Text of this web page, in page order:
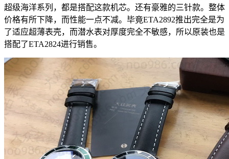
超级海洋系列，都是搭配这款机芯。还有豪雅的三针款。整体
价格有所下降，而性能一点不减。毕竟ETA2892推出完全是为
了适应超薄表壳，而潜水表对厚度完全不敏感，所以原装也是
搭配了ETA2824进行销售。